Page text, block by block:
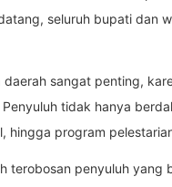
seluruh bupati dan
sangat penting,
tidak hanya
hingga program
terobosan penyuluh